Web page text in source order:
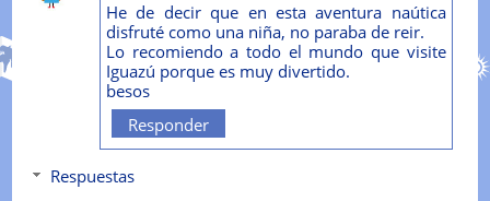
He de decir que en esta aventura naútica
disfruté como una niña, no paraba de reir.
Lo recomiendo a todo el mundo que visite
Iguazú porque es muy divertido.
besos
Responder
Respuestas